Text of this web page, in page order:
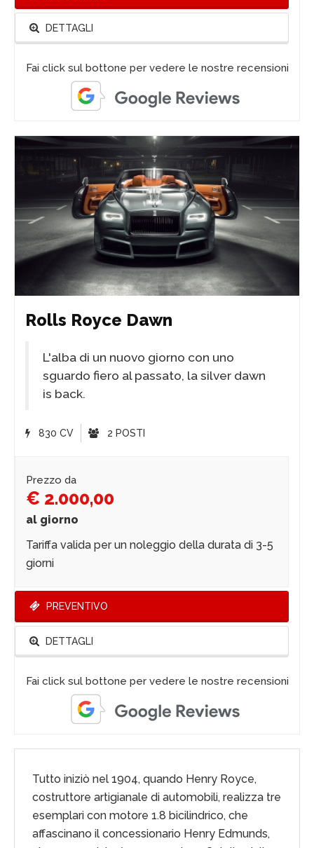
DETTAGLI
Fai click sul bottone per vedere le nostre recensioni
Rolls Royce Dawn
L'alba di un nuovo giorno con uno
sguardo fiero al passato, la silver dawn
is back.
830 CV 2 POSTI
Prezzo da
€ 2.000,00
al giorno
Tariffa valida per un noleggio della durata di 3-5
giorni
PREVENTIVO
DETTAGLI
Fai click sul bottone per vedere le nostre recensioni
Tutto iniziò nel 1904, quando Henry Royce,
costruttore artigianale di automobili, realizza tre
esemplari con motore 1.8 bicilindrico, che
affascinano il concessionario Henry Edmunds,